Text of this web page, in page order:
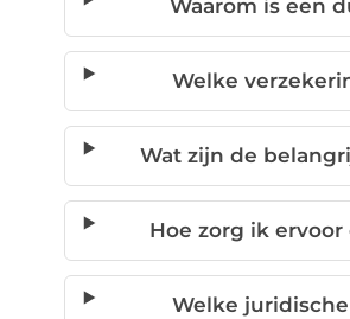
Waarom is een
Welke
Wat zijn de
Hoe zorg ik
Welke